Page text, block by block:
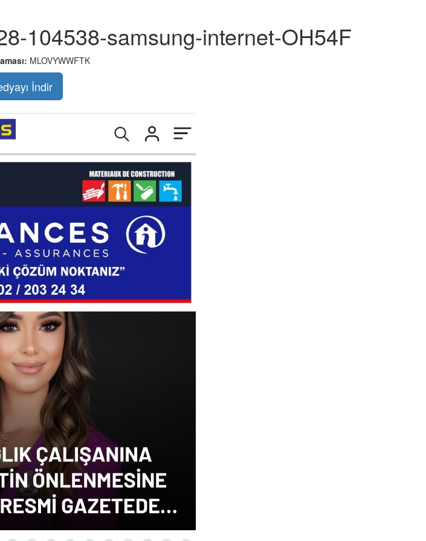
104538-samsung-internet-OH54F
MLOVYWWFTK
İndir